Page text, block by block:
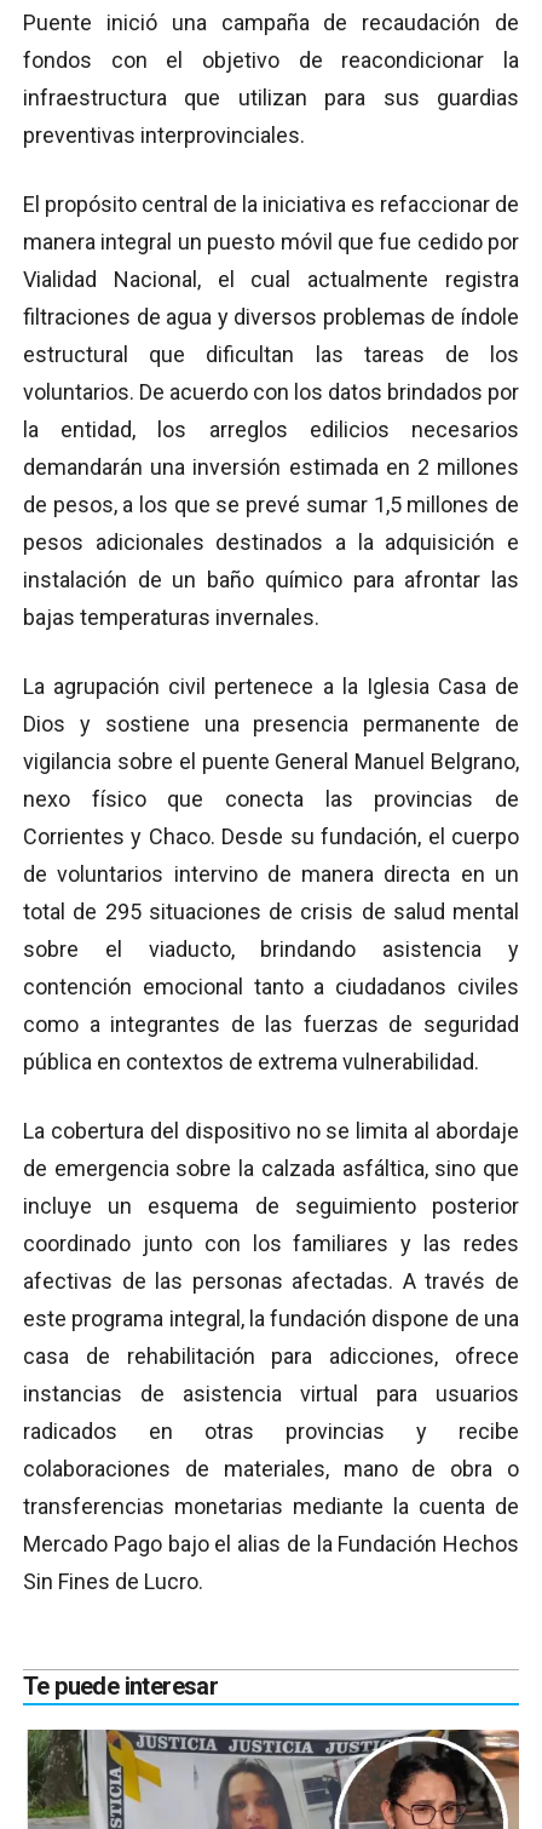
Puente inició una campaña de recaudación de
fondos con el objetivo de reacondicionar la
infraestructura que utilizan para sus guardias
preventivas interprovinciales.
El propósito central de la iniciativa es refaccionar de
manera integral un puesto móvil que fue cedido por
Vialidad Nacional, el cual actualmente registra
filtraciones de agua y diversos problemas de índole
estructural que dificultan las tareas de los
voluntarios. De acuerdo con los datos brindados por
la entidad, los arreglos edilicios necesarios
demandarán una inversión estimada en 2 millones
de pesos, a los que se prevé sumar 1,5 millones de
pesos adicionales destinados a la adquisición e
instalación de un baño químico para afrontar las
bajas temperaturas invernales.
La agrupación civil pertenece a la Iglesia Casa de
Dios y sostiene una presencia permanente de
vigilancia sobre el puente General Manuel Belgrano,
nexo físico que conecta las provincias de
Corrientes y Chaco. Desde su fundación, el cuerpo
de voluntarios intervino de manera directa en un
total de 295 situaciones de crisis de salud mental
sobre el viaducto, brindando asistencia y
contención emocional tanto a ciudadanos civiles
como a integrantes de las fuerzas de seguridad
pública en contextos de extrema vulnerabilidad.
La cobertura del dispositivo no se limita al abordaje
de emergencia sobre la calzada asfáltica, sino que
incluye un esquema de seguimiento posterior
coordinado junto con los familiares y las redes
afectivas de las personas afectadas. A través de
este programa integral, la fundación dispone de una
casa de rehabilitación para adicciones, ofrece
instancias de asistencia virtual para usuarios
radicados en otras provincias y recibe
colaboraciones de materiales, mano de obra o
transferencias monetarias mediante la cuenta de
Mercado Pago bajo el alias de la Fundación Hechos
Sin Fines de Lucro.
Te puede interesar